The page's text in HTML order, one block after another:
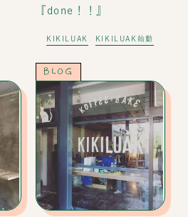
『done！！』
KIKILUAK KIKILUAK始動
BLOG